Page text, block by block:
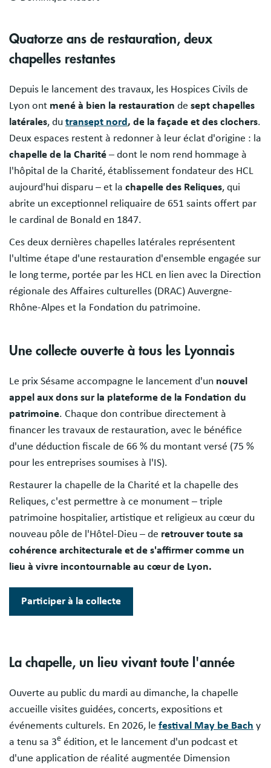
Quatorze ans de restauration, deux
chapelles restantes
Depuis le lancement des travaux, les Hospices Civils de
Lyon ont mené à bien la restauration de sept chapelles
latérales, du transept nord , de la façade et des clochers.
Deux espaces restent à redonner à leur éclat d'origine : la
chapelle de la Charité – dont le nom rend hommage à
l'hôpital de la Charité, établissement fondateur des HCL
aujourd'hui disparu – et la chapelle des Reliques, qui
abrite un exceptionnel reliquaire de 651 saints offert par
le cardinal de Bonald en 1847.
Ces deux dernières chapelles latérales représentent
l'ultime étape d'une restauration d'ensemble engagée sur
le long terme, portée par les HCL en lien avec la Direction
régionale des Affaires culturelles (DRAC) Auvergne-
Rhône-Alpes et la Fondation du patrimoine.
Une collecte ouverte à tous les Lyonnais
Le prix Sésame accompagne le lancement d'un nouvel
appel aux dons sur la plateforme de la Fondation du
patrimoine. Chaque don contribue directement à
financer les travaux de restauration, avec le bénéfice
d'une déduction fiscale de 66 % du montant versé (75 %
pour les entreprises soumises à l'IS).
Restaurer la chapelle de la Charité et la chapelle des
Reliques, c'est permettre à ce monument – triple
patrimoine hospitalier, artistique et religieux au cœur du
nouveau pôle de l'Hôtel-Dieu – de retrouver toute sa
cohérence architecturale et de s'affirmer comme un
lieu à vivre incontournable au cœur de Lyon.
Participer à la collecte
La chapelle, un lieu vivant toute l'année
Ouverte au public du mardi au dimanche, la chapelle
accueille visites guidées, concerts, expositions et
événements culturels. En 2026, le festival May be Bach y
a tenu sa 3e édition, et le lancement d'un podcast et
d'une application de réalité augmentée Dimension